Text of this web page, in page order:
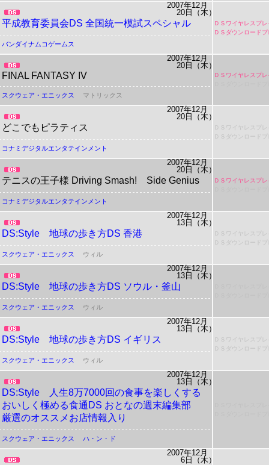
2007年12月
20日（木）
平成教育委員会DS 全国統一模試スペシャル
ＤＳワイヤレスプ
ＤＳダウンロード
バンダイナムコゲームス
2007年12月
20日（木）
FINAL FANTASY IV
ＤＳワイヤレスプ
スクウェア・エニックス
マトリックス
2007年12月
20日（木）
どこでもピラティス
ＤＳワイヤレスプ
ＤＳダウンロード
コナミデジタルエンタテインメント
2007年12月
20日（木）
テニスの王子様 Driving Smash! Side Genius
ＤＳワイヤレスプ
コナミデジタルエンタテインメント
2007年12月
13日（木）
DS:Style 地球の歩き方DS 香港
ＤＳワイヤレスプ
ＤＳダウンロード
スクウェア・エニックス
ウィル
2007年12月
13日（木）
DS:Style 地球の歩き方DS ソウル・釜山
スクウェア・エニックス
ウィル
2007年12月
13日（木）
DS:Style 地球の歩き方DS イギリス
ＤＳワイヤレスプ
ＤＳダウンロード
スクウェア・エニックス
ウィル
2007年12月
13日（木）
DS:Style
人生8万7000回の食事を楽しくする
おいしく極める食通DS おとなの週末編集部
厳選のオススメお店情報入り
スクウェア・エニックス ハ・ン・ド
2007年12月
6日（木）